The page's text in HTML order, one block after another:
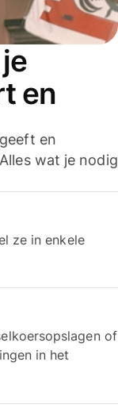
en
en
wat je nodig
ze in enkele
of
in het